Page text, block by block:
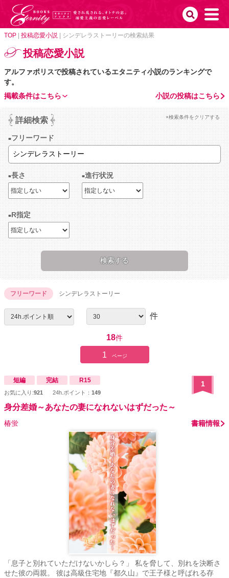
TOP 投稿恋愛小説 シンデレラストーリーの検索結果
投稿恋愛小説
アルファポリスで投稿されているエタニティ小説のランキングで
す。
小説の投稿はこちら
掲載条件はこちら
詳細検索 ×検索条件をクリアする
フリーワード
長さ 進行状況
R指定
フリーワード シンデレラストーリー
件
18件
1 ページ
短編 完結 R15
お気に入り:921 24h.ポイント： 149
1
身分差婚～あなたの妻になれないはずだった～
椿蛍 書籍情報
「息子と別れていただけないかしら？」 私を脅して、別れを決断さ
せた彼の両親。 彼は高級住宅地『都久山』で王子様と呼ばれる存